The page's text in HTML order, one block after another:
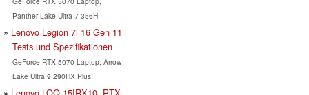
Panther Lake Ultra 7 356H
Lenovo Legion 7i 16 Gen 11
Tests und Spezifikationen
GeForce RTX 5070 Laptop, Arrow
Lake Ultra 9 290HX Plus